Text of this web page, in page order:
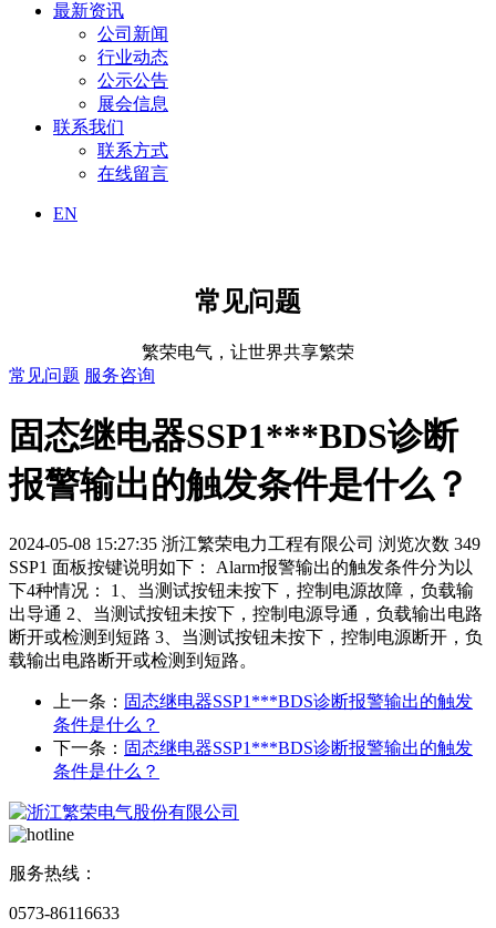
最新资讯
公司新闻
行业动态
公示公告
展会信息
联系我们
联系方式
在线留言
EN
常见问题
繁荣电气，让世界共享繁荣
常见问题 服务咨询
固态继电器SSP1***BDS诊断
报警输出的触发条件是什么？
2024-05-08 15:27:35 浙江繁荣电力工程有限公司 浏览次数 349
SSP1 面板按键说明如下： Alarm报警输出的触发条件分为以
下4种情况： 1、当测试按钮未按下，控制电源故障，负载输
出导通 2、当测试按钮未按下，控制电源导通，负载输出电路
断开或检测到短路 3、当测试按钮未按下，控制电源断开，负
载输出电路断开或检测到短路。
上一条： 固态继电器SSP1***BDS诊断报警输出的触发
条件是什么？
下一条： 固态继电器SSP1***BDS诊断报警输出的触发
条件是什么？
服务热线：
0573-86116633